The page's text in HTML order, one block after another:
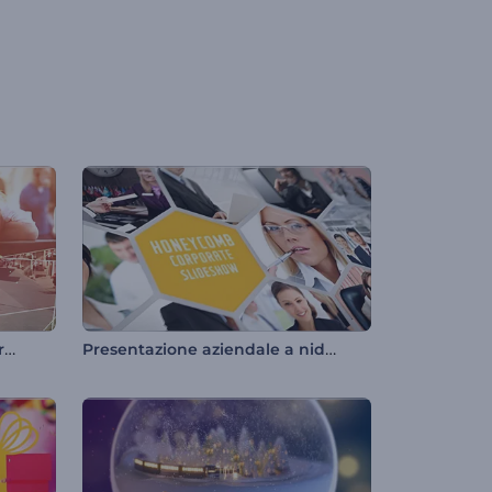
Presentazione di linee moderne Presentazione aziendale a nido d'ape